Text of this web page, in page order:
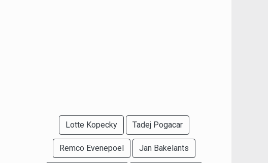
Lotte Kopecky Tadej Pogacar
Remco Evenepoel Jan Bakelants